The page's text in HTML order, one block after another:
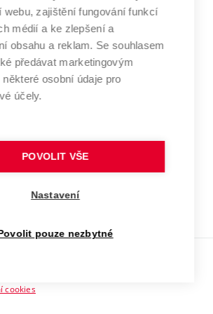
fondů
/ ContriBUTe
údajů
odkaz)
technické
V BRNĚ
www.vut.cz
vut@vutbr.cz
cookies
webu, zajištění fungování funkcí
médií a ke zlepšení a
obsahu a reklam. Se souhlasem
předávat marketingovým
některé osobní údaje pro
účely.
POVOLIT VŠE
Nastavení
Povolit pouze nezbytné